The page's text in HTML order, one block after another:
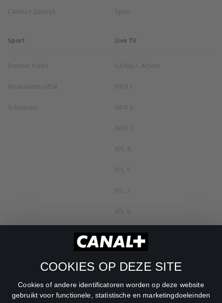
COOKIES OP DEZE SITE
Cookies of andere identificatoren worden op deze website
gebruikt voor functionele, statistische en marketingdoeleinden
CANAL+ Zakelijk
Sport
Sport
Premier Padel
Nederlands elftal
Schaatsen
Live TV
CANAL+ Action
NPO 1
NPO 2
NPO 3
RTL 4
RTL 5
RTL 7
RTL 8
RTL Z
SBS6
Net5
Veronica